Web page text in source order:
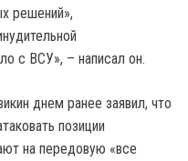
решений»,
с ВСУ», – написал он.
днем ранее заявил, что
позиции
на передовую «все